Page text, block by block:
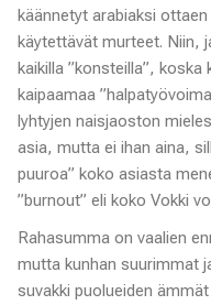
käännetyt arabiaksi
käytettävät murteet. Niin,
kaikilla ”konsteilla”,
kaipaamaa
lyhtyjen naisjaoston
asia, mutta ei ihan aina,
puuroa” koko asiasta
”burnout” eli koko Vokki
Rahasumma on vaalien
mutta kunhan suurimmat
suvakki puolueiden